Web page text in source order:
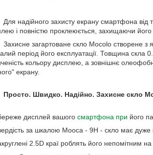
надійного захисту екрану смартфона від
і повністю проклеюється, захищаючи його
загартоване скло Mocolo створене з
період його експлуатації. Товщина скла
кольору дисплею, а зовнішнє
екрану.
Просто. Швидко. Надійно. Захисне скло
дисплей вашого смартфона при його
за шкалою Мооса - 9Н - скло має дуже
2.5D краї роблять його непомітним